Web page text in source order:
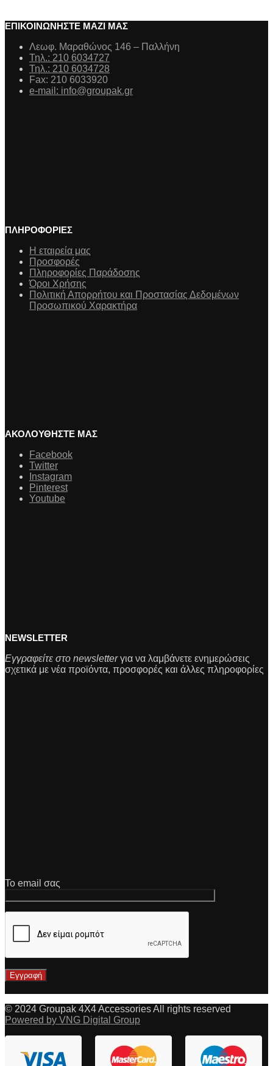
ΕΠΙΚΟΙΝΩΝΗΣΤΕ ΜΑΖΙ ΜΑΣ
Λεωφ. Μαραθώνος 146 – Παλλήνη
Τηλ.: 210 6034727
Τηλ.: 210 6034728
Fax: 210 6033920
e-mail: info@groupak.gr
ΠΛΗΡΟΦΟΡΙΕΣ
Η εταιρεία μας
Προσφορές
Πληροφορίες Παράδοσης
Όροι Χρήσης
Πολιτική Απορρήτου και Προστασίας Δεδομένων
Προσωπικού Χαρακτήρα
ΑΚΟΛΟΥΘΗΣΤΕ ΜΑΣ
Facebook
Twitter
Instagram
Pinterest
Youtube
NEWSLETTER
Εγγραφείτε στο newsletterγια να λαμβάνετε ενημερώσεις
σχετικά με νέα προϊόντα, προσφορές και άλλες πληροφορίες
Το email σας
© 2024 Groupak 4X4 Accessories All rights reserved
Powered by VNG Digital Group